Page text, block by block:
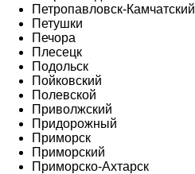
Петропавловск-Камчатский
Петушки
Печора
Плесецк
Подольск
Пойковский
Полевской
Приволжский
Придорожный
Приморск
Приморский
Приморско-Ахтарск